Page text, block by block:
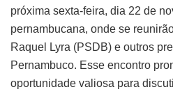
próxima sexta-feira, dia 22 de
pernambucana, onde se
Raquel Lyra (PSDB) e outros
Pernambuco. Esse encontro
oportunidade valiosa para